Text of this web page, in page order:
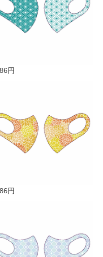
円
円